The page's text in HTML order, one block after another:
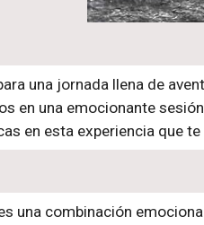
una jornada llena de
en una emocionante
en esta experiencia que
una combinación